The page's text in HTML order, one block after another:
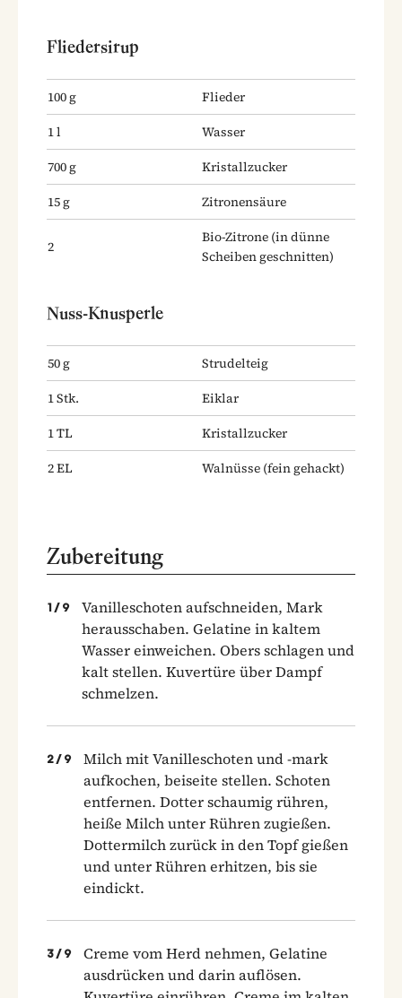
Fliedersirup
100g
Flieder
1l
Wasser
700g
Kristallzucker
15g Zitronensäure
2
Bio-Zitrone (in dünne
Scheiben geschnitten)
Nuss-Knusperle
50g
Strudelteig
1Stk.
Eiklar
1TL
Kristallzucker
2EL Walnüsse (fein gehackt)
Zubereitung
1 / 9
Vanilleschoten aufschneiden, Mark
herausschaben. Gelatine in kaltem
Wasser einweichen. Obers schlagen und
kalt stellen. Kuvertüre über Dampf
schmelzen.
2 / 9
Milch mit Vanilleschoten und -mark
aufkochen, beiseite stellen. Schoten
entfernen. Dotter schaumig rühren,
heiße Milch unter Rühren zugießen.
Dottermilch zurück in den Topf gießen
und unter Rühren erhitzen, bis sie
eindickt.
3 / 9
Creme vom Herd nehmen, Gelatine
ausdrücken und darin auflösen.